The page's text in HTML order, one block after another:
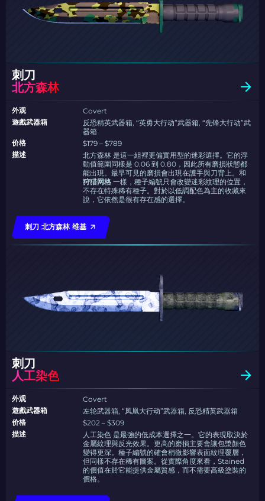
刺刀
北方森林
外观
Covert
遊戲武器箱
反恐精英武器箱, “英勇大行动”武器箱, “先锋大行动”武
器箱
价格
$179 – $789
描述
北方森林 是這一組裡更偏實用型的迷彩選擇。它的浮
動值範圍同樣是 0.06 到 0.80，因此所有磨損狀態都
能出現。最早可見的磨損會出現在護手與刀背上。和
狩猎网格 一樣，種子編號只會改變迷彩紋理的位置，
不存在特殊稀有種子。對於以低調配色為主的收藏來
說，它依然是很有存在感的選擇。
刺刀 北方森林 维基
刺刀
人工染色
外观
Covert
遊戲武器箱
左轮武器箱, “凤凰大行动”武器箱, 反恐精英武器箱
价格
$202 – $309
描述
人工染色 是最強的低成本選擇之一。它的表現取決於
金屬紋理與反光效果。更高的磨損主要會讓包漿顏色
變得更深。種子編號的確會稍微影響表面紋理覆層，
但同樣不存在稀有圖案。從實際角度來看，Stained
的價值在於它能提供金屬質感，而不需要高級塗裝的
價格。